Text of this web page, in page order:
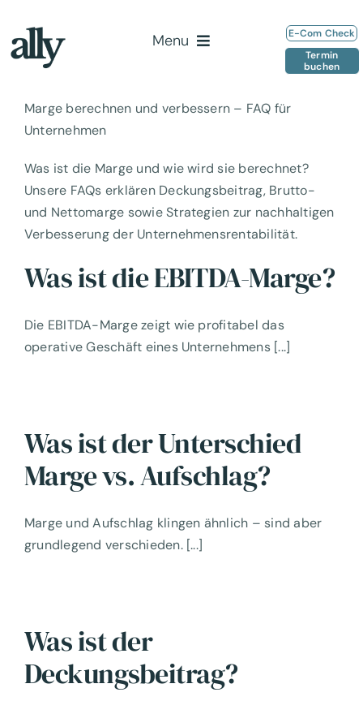
Inhalt
springen
Menu
Leistungen
Insights
Kontakt
E-Com Check
Termin
buchen
Marge berechnen und verbessern – FAQ für
Unternehmen
Was ist die Marge und wie wird sie berechnet?
Unsere FAQs erklären Deckungsbeitrag, Brutto-
und Nettomarge sowie Strategien zur nachhaltigen
Verbesserung der Unternehmensrentabilität.
Was ist die EBITDA-Marge?
Die EBITDA-Marge zeigt wie profitabel das
operative Geschäft eines Unternehmens [...]
Was ist der Unterschied
Marge vs. Aufschlag?
Marge und Aufschlag klingen ähnlich – sind aber
grundlegend verschieden. [...]
Was ist der
Deckungsbeitrag?